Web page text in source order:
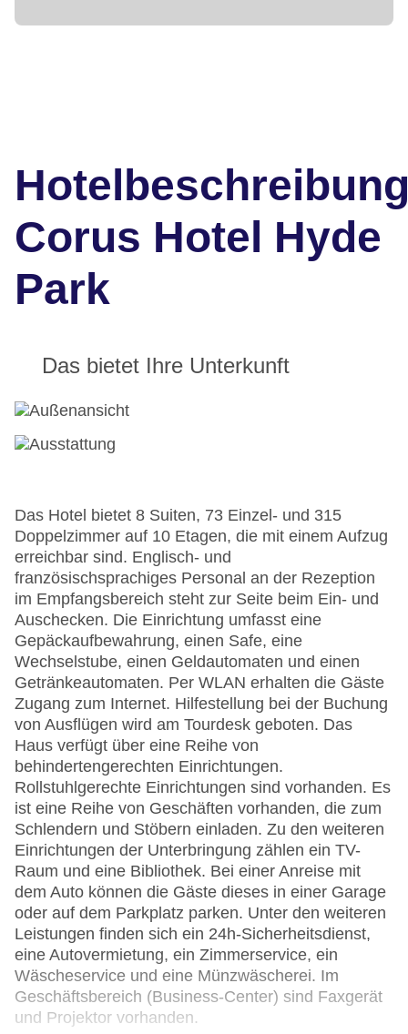
Corus Hotel Hyde
Park
Das bietet Ihre Unterkunft
Das Hotel bietet 8 Suiten, 73 Einzel- und 315
Doppelzimmer auf 10 Etagen, die mit einem Aufzug
erreichbar sind. Englisch- und
französischsprachiges Personal an der Rezeption
im Empfangsbereich steht zur Seite beim Ein- und
Auschecken. Die Einrichtung umfasst eine
Gepäckaufbewahrung, einen Safe, eine
Wechselstube, einen Geldautomaten und einen
Getränkeautomaten. Per WLAN erhalten die Gäste
Zugang zum Internet. Hilfestellung bei der Buchung
von Ausflügen wird am Tourdesk geboten. Das
Haus verfügt über eine Reihe von
behindertengerechten Einrichtungen.
Rollstuhlgerechte Einrichtungen sind vorhanden. Es
ist eine Reihe von Geschäften vorhanden, die zum
Schlendern und Stöbern einladen. Zu den weiteren
Einrichtungen der Unterbringung zählen ein TV-
Raum und eine Bibliothek. Bei einer Anreise mit
dem Auto können die Gäste dieses in einer Garage
oder auf dem Parkplatz parken. Unter den weiteren
Leistungen finden sich ein 24h-Sicherheitsdienst,
eine Autovermietung, ein Zimmerservice, ein
Wäscheservice und eine Münzwäscherei. Im
Geschäftsbereich (Business-Center) sind Faxgerät
und Projektor vorhanden.